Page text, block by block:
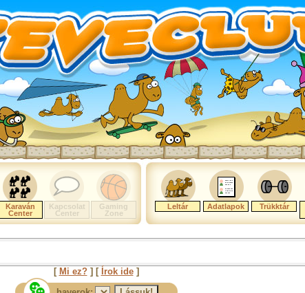
Karaván
Center
Kapcsolat
Center
Gaming
Zone
Leltár Adatlapok Trükktár
[ Mi ez?] [ Írok ide]